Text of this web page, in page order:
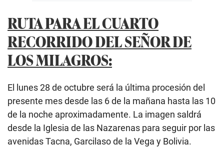
RUTA PARA EL CUARTO
RECORRIDO DEL SEÑOR DE
LOS MILAGROS:
El lunes 28 de octubre será la última procesión del
presente mes desde las 6 de la mañana hasta las 10
de la noche aproximadamente. La imagen saldrá
desde la Iglesia de las Nazarenas para seguir por las
avenidas Tacna, Garcilaso de la Vega y Bolivia.